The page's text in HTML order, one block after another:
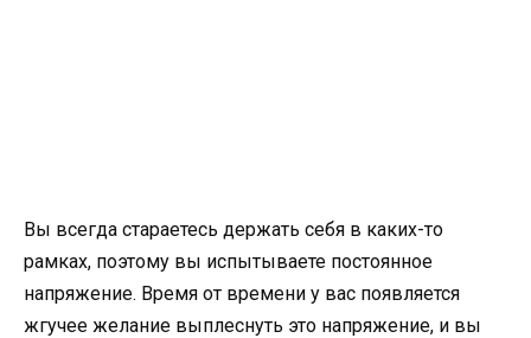
Вы всегда стараетесь держать себя в каких-то
рамках, поэтому вы испытываете постоянное
напряжение. Время от времени у вас появляется
жгучее желание выплеснуть это напряжение, и вы